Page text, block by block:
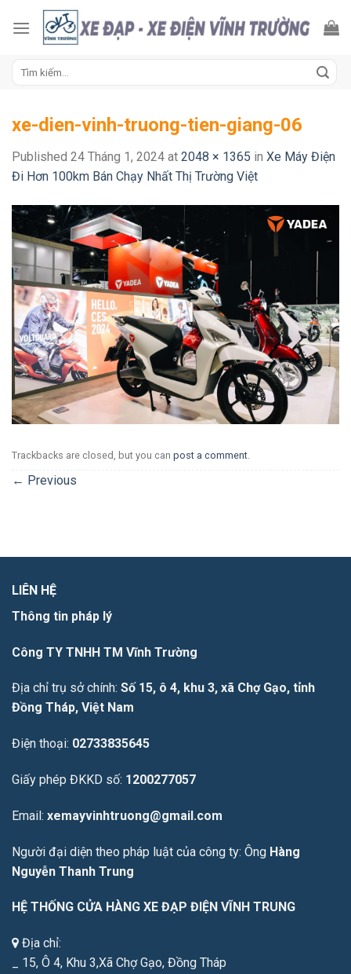
xe-dien-vinh-truong-tien-giang-06
Published 24 Tháng 1, 2024 at 2048 × 1365 in Xe Máy Điện
Đi Hơn 100km Bán Chạy Nhất Thị Trường Việt
Trackbacks are closed, but you can post a comment.
← Previous
LIÊN HỆ
Thông tin pháp lý
Công TY TNHH TM Vĩnh Trường
Địa chỉ trụ sở chính: Số 15, ô 4, khu 3, xã Chợ Gạo, tỉnh
Đồng Tháp, Việt Nam
Điện thoại: 02733835645
Giấy phép ĐKKD số: 1200277057
Email: xemayvinhtruong@gmail.com
Người đại diện theo pháp luật của công ty: Ông Hàng
Nguyễn Thanh Trung
HỆ THỐNG CỬA HÀNG XE ĐẠP ĐIỆN VĨNH TRUNG
Địa chỉ:
_ 15, Ô 4, Khu 3,Xã Chợ Gạo, Đồng Tháp